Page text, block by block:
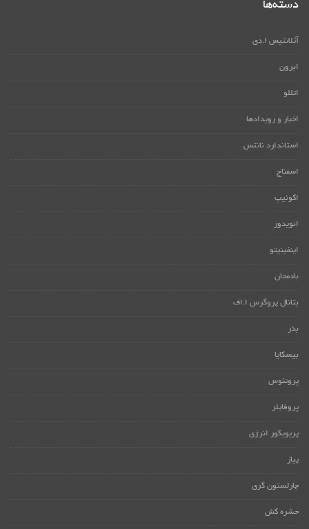
دسته‌ها
آتلانتیس ا.دی
ابرون
اتللو
اخبار و رویدادها
استاندارد نانتس
اسفناج
اکوئیپ
انویدور
اینفینیتو
بادمجان
بتانال پروگرس ا.اف
بذر
بیسکایا
پروتئوس
پروفایلر
پریویکور انرژی
پیاز
چارلستون گری
حشره کش